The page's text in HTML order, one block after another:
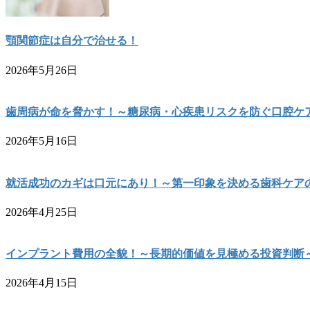
顎関節症は自分で治せる！
2026年5月26日
歯周病が命を脅かす！～糖尿病・心疾患リスクを防ぐ口腔ケ
2026年5月16日
就活成功のカギは口元にあり！～第一印象を決める歯科ケア
2026年4月25日
インプラント費用の全貌！～長期的価値を見極める投資判断
2026年4月15日